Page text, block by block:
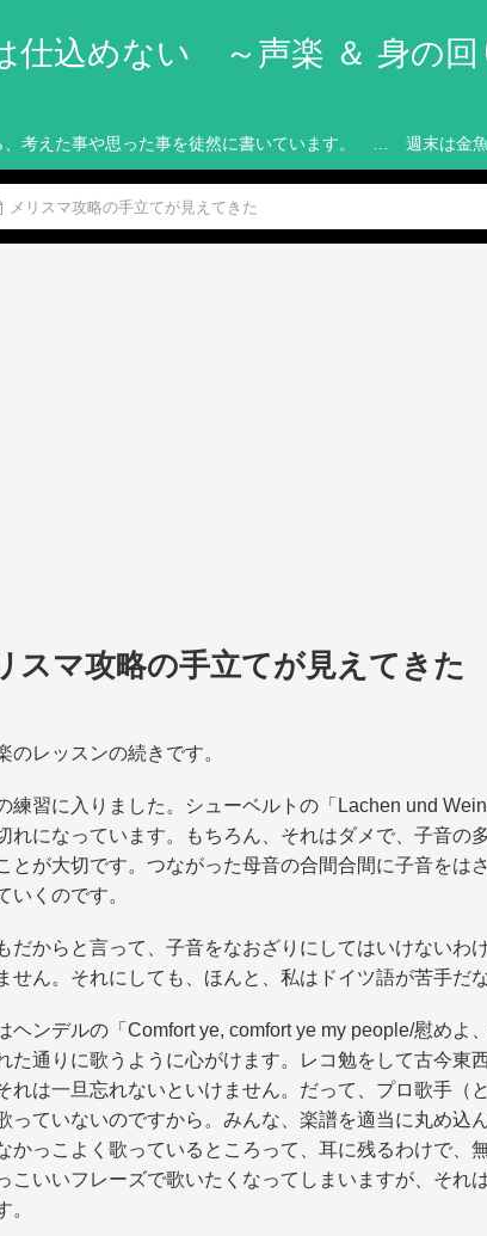
仕込めない ～声楽 ＆ 身の回
考えた事や思った事を徒然に書いています。 … 週末は金魚
メリスマ攻略の手立てが見えてきた
スマ攻略の手立てが見えてきた
のレッスンの続きです。
練習に入りました。シューベルトの「Lachen und
れになっています。もちろん、それはダメで、子音の
とが大切です。つながった母音の合間合間に子音をは
いくのです。
だからと言って、子音をなおざりにしてはいけないわ
せん。それにしても、ほんと、私はドイツ語が苦手だ
ヘンデルの「Comfort ye, comfort ye my people/慰めよ
た通りに歌うように心がけます。レコ勉をして古今東
れは一旦忘れないといけません。だって、プロ歌手（
っていないのですから。みんな、楽譜を適当に丸め込
かっこよく歌っているところって、耳に残るわけで、
こいいフレーズで歌いたくなってしまいますが、それ
。